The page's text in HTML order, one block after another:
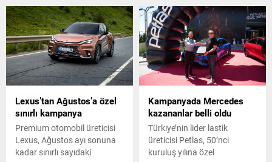
ayına özel kampanyalarla
otomobil sahibi olmak
isteyenlere büyük avantajlar
sunuyor. ZS Hybrid+ Luxury
modeli, elektrikli açılabilir
panoramik cam tavan
hediyesi ve 2.290.000 TL
takas destekli fiyatıyla öne
çıkıyor. MG,...
Scudo, Ulysse, Ducato ve
Doblo modellerinde 1 milyon
TL’ye varan kredi seçenekleri
veya model bazlı 150 bin
TL’ye varan nakit indirim
imkânları sunuluyor.
Kampanya kapsamında
müşteriler, geniş ürün
gamındaki modelleri cazip
finansman avantajlarıyla
satın alabiliyor. Scudo...
Lexus’tan Ağustos’a özel
sınırlı kampanya
Premium otomobil üreticisi
Lexus, Ağustos ayı sonuna
kadar sınırlı sayıdaki
Kampanyada Mercedes
kazananlar belli oldu
Türkiye’nin lider lastik
üreticisi Petlas, 50’nci
kuruluş yılına özel